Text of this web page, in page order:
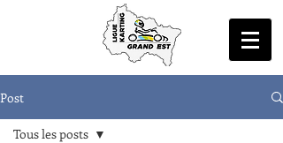
Post
Tous les posts